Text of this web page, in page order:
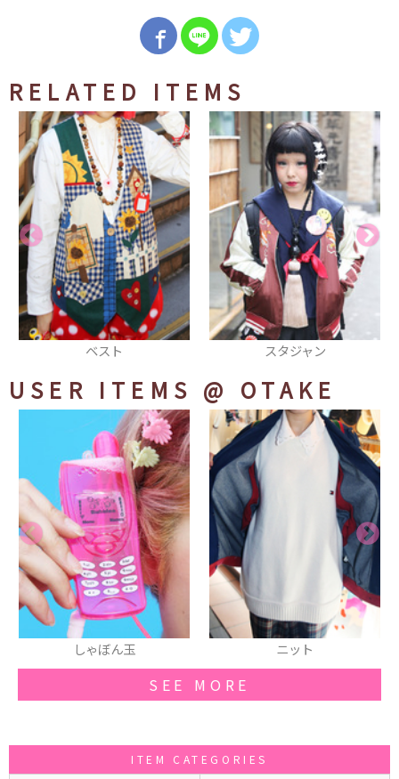
RELATED ITEMS
USER ITEMS @ OTAKE
しゃぼん玉 ニット
SEE MORE
ITEM CATEGORIES